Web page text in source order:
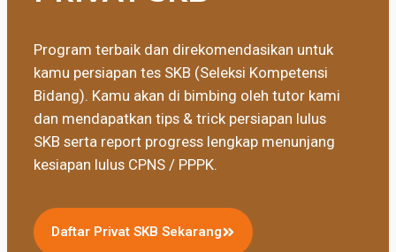
Program terbaik dan direkomendasikan untuk
kamu persiapan tes SKB (Seleksi Kompetensi
Bidang). Kamu akan di bimbing oleh tutor kami
dan mendapatkan tips & trick persiapan lulus
SKB serta report progress lengkap menunjang
kesiapan lulus CPNS / PPPK.
Daftar Privat SKB Sekarang